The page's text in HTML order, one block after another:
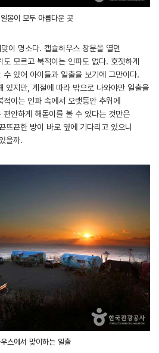
몰이 모두 아름다운 곳
이 명소다. 캡슐하우스 창문을 열면
모르고 북적이는 인파도 없다. 호젓하게
있어 아이들과 일출을 보기에 그만이다.
있지만, 계절에 따라 밖으로 나와야만 일출을
이는 인파 속에서 오랫동안 추위에
편안하게 해돋이를 볼 수 있다는 것만은
뜨끈한 방이 바로 옆에 기다리고 있으니
을까.
스에서 맞이하는 일출